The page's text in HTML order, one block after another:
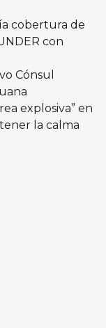
cobertura de
con
Cónsul
explosiva” en
la calma